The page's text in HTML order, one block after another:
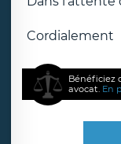
Cordialement
Bénéficiez
avocat. En